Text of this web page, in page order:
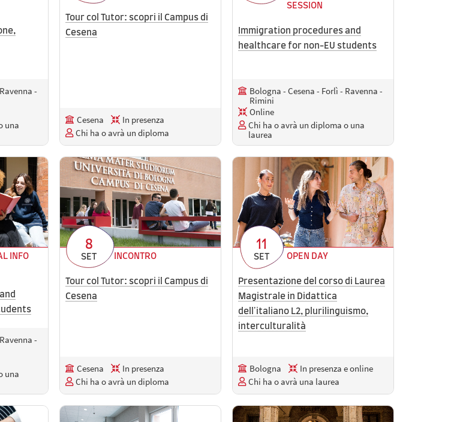
-
una
Tour col Tutor: scopri il Campus di
Cesena
Cesena
In presenza
Chi ha o avrà un diploma
SESSION
Immigration procedures and
healthcare for non-EU students
Bologna - Cesena - Forlì - Ravenna -
Rimini
Online
Chi ha o avrà un diploma o una
laurea
INFO
-
una
8
SET INCONTRO
Tour col Tutor: scopri il Campus di
Cesena
Cesena
In presenza
Chi ha o avrà un diploma
11
SET OPEN DAY
Presentazione del corso di Laurea
Magistrale in Didattica
dell'italiano L2, plurilinguismo,
interculturalità
Bologna
In presenza e online
Chi ha o avrà una laurea